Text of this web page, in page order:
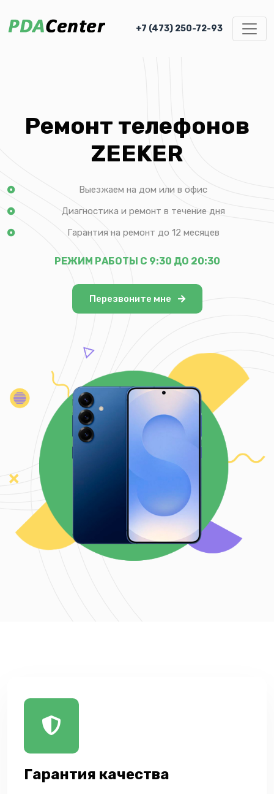
+7 (473) 250-72-93
Ремонт телефонов
ZEEKER
Выезжаем на дом или в офис
Диагностика и ремонт в течение дня
Гарантия на ремонт до 12 месяцев
РЕЖИМ РАБОТЫ С 9:30 ДО 20:30
Перезвоните мне
Гарантия качества